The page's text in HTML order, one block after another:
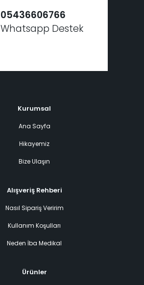
05436606766
Whatsapp Destek
Kurumsal
Ana Sayfa
Hikayemiz
Bize Ulaşın
Alışveriş Rehberi
Nasıl Sipariş Veririm
Kullanım Koşulları
Neden İba Medikal
Ürünler